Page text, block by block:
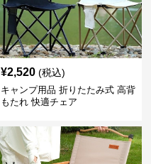
¥2,520 (税込)
キャンプ用品 折りたたみ式 高背
もたれ 快適チェア